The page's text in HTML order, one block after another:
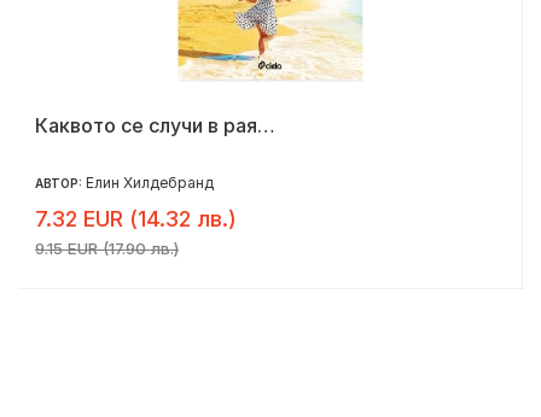
Каквото се случи в рая…
АВТОР: Елин Хилдебранд
7.32 EUR (14.32 лв.)
9.15 EUR (17.90 лв.)